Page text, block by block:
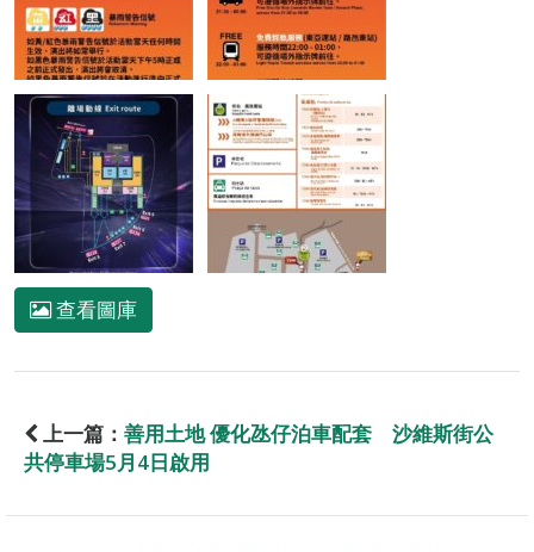
查看圖庫
上一篇： 善用土地 優化氹仔泊車配套 沙維斯街公
共停車場5月4日啟用